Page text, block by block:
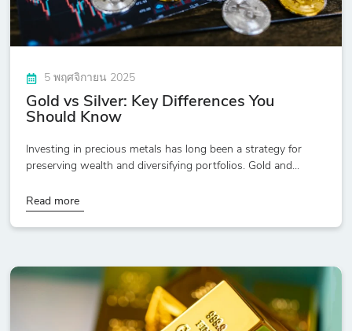
5 พฤศจิกายน 2025
Gold vs Silver: Key Differences You
Should Know
Investing in precious metals has long been a strategy for
preserving wealth and diversifying portfolios. Gold and...
Read more